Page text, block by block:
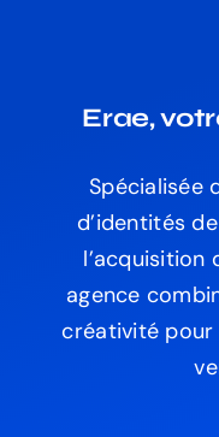
Erae,
Spécialisée
d’identités
l’acquisition
agence
créativité pour